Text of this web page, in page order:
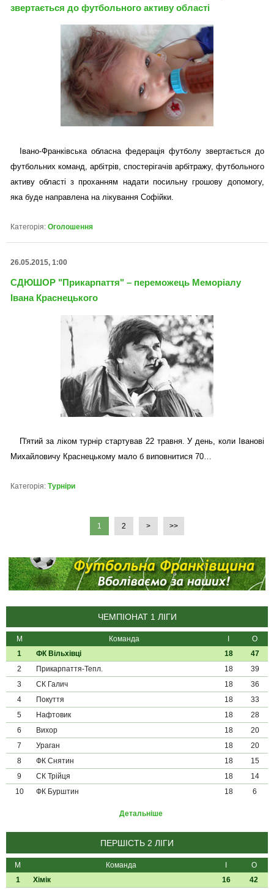
звертається до футбольного активу області
Івано-Франківська обласна федерація футболу звертається до
футбольних команд, арбітрів, спостерігачів арбітражу, футбольного
активу області з проханням надати посильну грошову допомогу,
яка буде направлена на лікування Софійки.
Категорія: Оголошення
26.05.2015, 1:00
СДЮШОР "Прикарпаття" – переможець Меморіалу
Івана Краснецького
П'ятий за ліком турнір стартував 22 травня. У день, коли Іванові
Михайловичу Краснецькому мало б виповнитися 70…
Категорія: Турніри
1 2 > >>
ЧЕМПІОНАТ 1 ЛІГИ
М Команда
О
1
ФК Вільхівці 18
47
2
Прикарпаття-Тепл. 18
39
3
СК Галич 18
36
4
Покуття 18
33
5
Нафтовик 18
28
6
Вихор 18
20
7
Ураган 18
20
8
ФК Снятин 18
15
9
СК Трійця 18
14
10
ФК Бурштин 18 6
Детальніше
ПЕРШІСТЬ 2 ЛІГИ
М Команда
О
1
Хімік 16 42